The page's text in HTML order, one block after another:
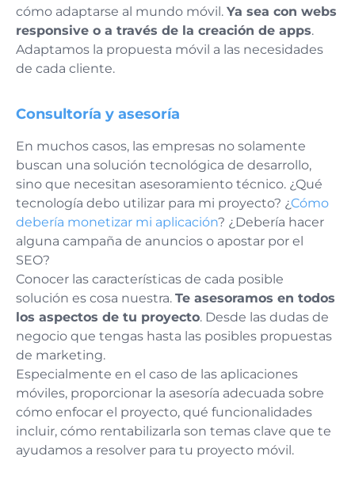
cómo adaptarse al mundo móvil. Ya sea con webs
responsive o a través de la creación de apps.
Adaptamos la propuesta móvil a las necesidades
de cada cliente.
Consultoría y asesoría
En muchos casos, las empresas no solamente
buscan una solución tecnológica de desarrollo,
sino que necesitan asesoramiento técnico. ¿Qué
tecnología debo utilizar para mi proyecto? ¿Cómo
debería monetizar mi aplicación? ¿Debería hacer
alguna campaña de anuncios o apostar por el
SEO?
Conocer las características de cada posible
solución es cosa nuestra. Te asesoramos en todos
los aspectos de tu proyecto. Desde las dudas de
negocio que tengas hasta las posibles propuestas
de marketing.
Especialmente en el caso de las aplicaciones
móviles, proporcionar la asesoría adecuada sobre
cómo enfocar el proyecto, qué funcionalidades
incluir, cómo rentabilizarla son temas clave que te
ayudamos a resolver para tu proyecto móvil.